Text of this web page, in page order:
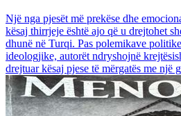
Një nga pjesët më prekëse dhe
kësaj thirrjeje është ajo që u drejtohet
dhunë në Turqi. Pas polemikave
ideologjike, autorët ndryshojnë
drejtuar kësaj pjese të mërgatës me një